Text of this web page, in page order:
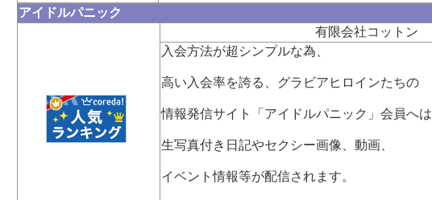
アイドルパニック
有限会社コットン
入会方法が超シンプルな為、
高い入会率を誇る、グラビアヒロインたちの
情報発信サイト「アイドルパニック」会員へは
生写真付き日記やセクシー画像、動画、
イベント情報等が配信されます。